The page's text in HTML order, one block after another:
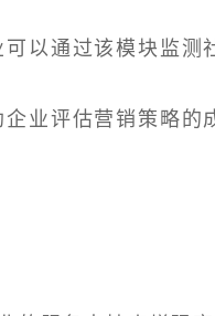
以通过该模块监测
业评估营销策略的